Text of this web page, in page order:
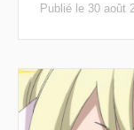
Publié le 30 août